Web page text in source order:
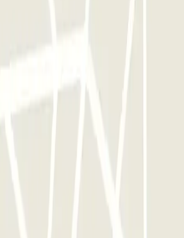
potrai usufruire dell'intera rete di
Parclick.
potrai entrare e uscire dal
che vorrai.
Paris INDIGO: Opinioni